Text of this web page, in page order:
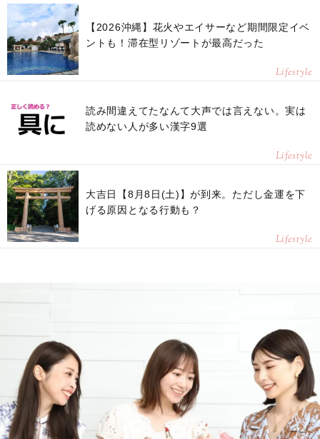
【2026沖縄】花火やエイサーなど期間限定イベ
ントも！滞在型リゾートが最高だった
Lifestyle
読み間違えてたなんて大声では言えない。実は
読めない人が多い漢字9選
Lifestyle
大吉日【8月8日(土)】が到来。ただし金運を下
げる原因となる行動も？
Lifestyle